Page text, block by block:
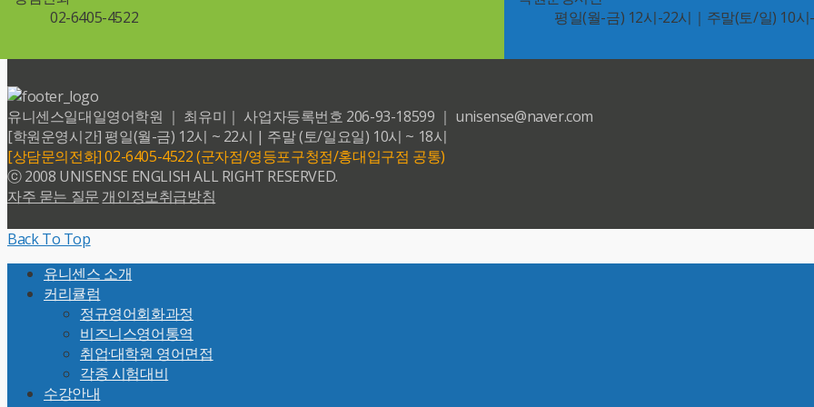
02-6405-4522
평일(월-금) 12시-22시｜주말(토/일) 10
유니센스일대일영어학원 ｜ 최유미｜ 사업자등록번호 206-93-18599 ｜ unisense@naver.com
[학원운영시간] 평일(월-금) 12시 ~ 22시 | 주말 (토/일요일) 10시 ~ 18시
[상담문의전화] 02-6405-4522 (군자점/영등포구청점/홍대입구점 공통)
ⓒ 2008 UNISENSE ENGLISH ALL RIGHT RESERVED.
자주 묻는 질문 개인정보취급방침
Back To Top
유니센스 소개
커리큘럼
정규영어회화과정
비즈니스영어통역
취업·대학원 영어면접
각종 시험대비
수강안내